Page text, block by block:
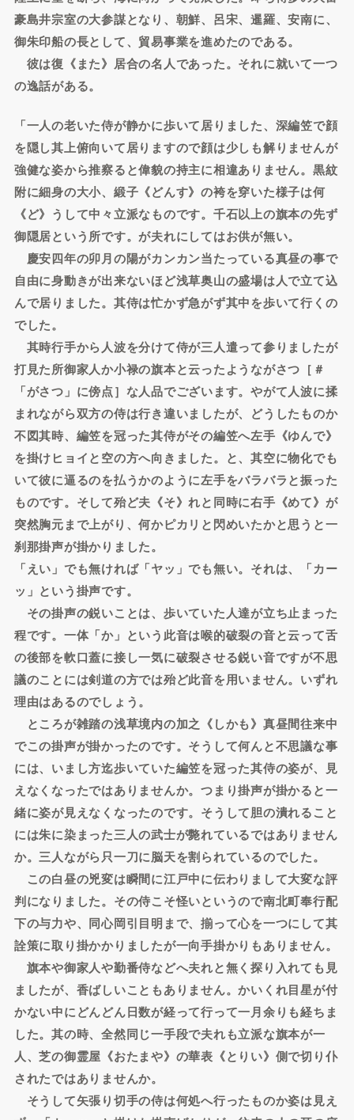
豪島井宗室の大参謀となり、朝鮮、呂宋、暹羅、安南に、
御朱印船の長として、貿易事業を進めたのである。
彼は復《また》居合の名人であった。それに就いて一つ
の逸話がある。
「一人の老いた侍が静かに歩いて居りました、深編笠で顔
を隠し其上俯向いて居りますので顔は少しも解りませんが
強健な姿から推察ると偉貌の持主に相違ありません。黒紋
附に細身の大小、緞子《どんす》の袴を穿いた様子は何
《ど》うして中々立派なものです。千石以上の旗本の先ず
御隠居という所です。が夫れにしてはお供が無い。
慶安四年の卯月の陽がカンカン当たっている真昼の事で
自由に身動きが出来ないほど浅草奥山の盛場は人で立て込
んで居りました。其侍は忙かず急がず其中を歩いて行くの
でした。
其時行手から人波を分けて侍が三人遣って参りましたが
打見た所御家人か小禄の旗本と云ったようながさつ［＃
「がさつ」に傍点］な人品でございます。やがて人波に揉
まれながら双方の侍は行き違いましたが、どうしたものか
不図其時、編笠を冠った其侍がその編笠へ左手《ゆんで》
を掛けヒョイと空の方へ向きました。と、其空に物化でも
いて彼に逼るのを払うかのように左手をバラバラと振った
ものです。そして殆ど夫《そ》れと同時に右手《めて》が
突然胸元まで上がり、何かピカリと閃めいたかと思うと一
刹那掛声が掛かりました。
「えい」でも無ければ「ヤッ」でも無い。それは、「カー
ッ」という掛声です。
その掛声の鋭いことは、歩いていた人達が立ち止まった
程です。一体「か」という此音は喉的破裂の音と云って舌
の後部を軟口蓋に接し一気に破裂させる鋭い音ですが不思
議のことには剣道の方では殆ど此音を用いません。いずれ
理由はあるのでしょう。
ところが雑踏の浅草境内の加之《しかも》真昼間往来中
でこの掛声が掛かったのです。そうして何んと不思議な事
には、いまし方迄歩いていた編笠を冠った其侍の姿が、見
えなくなったではありませんか。つまり掛声が掛かると一
緒に姿が見えなくなったのです。そうして胆の潰れること
には朱に染まった三人の武士が斃れているではありません
か。三人ながら只一刀に脳天を割られているのでした。
この白昼の兇変は瞬間に江戸中に伝わりまして大変な評
判になりました。その侍こそ怪いというので南北町奉行配
下の与力や、同心岡引目明まで、揃って心を一つにして其
詮策に取り掛かかりましたが一向手掛かりもありません。
旗本や御家人や勤番侍などへ夫れと無く探り入れても見
ましたが、香ばしいこともありません。かいくれ目星が付
かない中にどんどん日数が経って行って一月余りも経ちま
した。其の時、全然同じ一手段で夫れも立派な旗本が一
人、芝の御霊屋《おたまや》の華表《とりい》側で切り仆
されたではありませんか。
そうして矢張り切手の侍は何処へ行ったものか姿は見え